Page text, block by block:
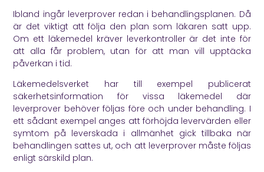
Ibland ingår leverprover redan i behandlingsplanen. Då
är det viktigt att följa den plan som läkaren satt upp.
Om ett läkemedel kräver leverkontroller är det inte för
att alla får problem, utan för att man vill upptäcka
påverkan i tid.
Läkemedelsverket har till exempel publicerat
säkerhetsinformation för vissa läkemedel där
leverprover behöver följas före och under behandling. I
ett sådant exempel anges att förhöjda levervärden eller
symtom på leverskada i allmänhet gick tillbaka när
behandlingen sattes ut, och att leverprover måste följas
enligt särskild plan.